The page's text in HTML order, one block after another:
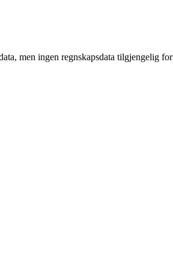
men ingen regnskapsdata tilgjengelig